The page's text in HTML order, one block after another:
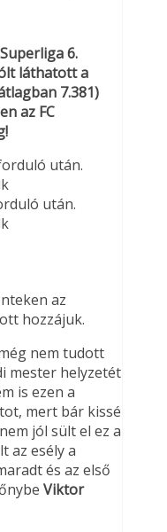
6.
láthatott a
7.381)
az FC
után.
az
hozzájuk.
nem tudott
mester helyzetét
is ezen a
mert bár kissé
jól sült el ez a
az esély a
és az első
Viktor